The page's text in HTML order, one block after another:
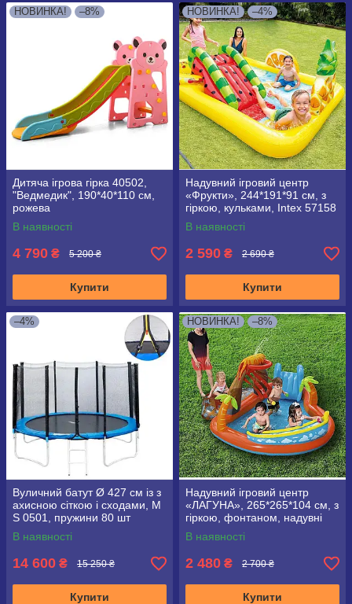
НОВИНКА! –8%
Дитяча ігрова гірка 40502,
"Ведмедик", 190*40*110 см,
рожева
В наявності
4 790 ₴ 5 200 ₴
Купити
НОВИНКА! –4%
Надувний ігровий центр
«Фрукти», 244*191*91 см, з
гіркою, кульками, Intex 57158
В наявності
2 590 ₴ 2 690 ₴
Купити
–4%
Вуличний батут Ø 427 см із з
ахисною сіткою і сходами, M
S 0501, пружини 80 шт
В наявності
14 600 ₴ 15 250 ₴
Купити
НОВИНКА! –8%
Надувний ігровий центр
«ЛАГУНА», 265*265*104 см, з
гіркою, фонтаном, надувні
пальми Bestway 53069
В наявності
2 480 ₴ 2 700 ₴
Купити